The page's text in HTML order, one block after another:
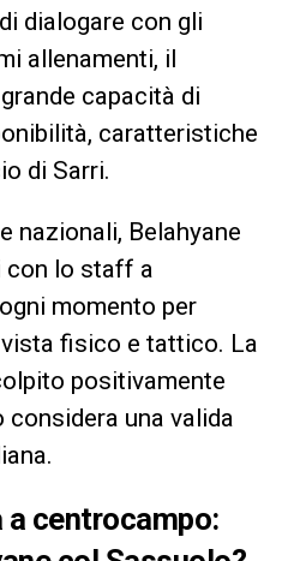
dialogare con gli
allenamenti, il
capacità di
caratteristiche
di Sarri.
nazionali, Belahyane
con lo staff a
momento per
fisico e tattico. La
positivamente
considera una valida
a centrocampo: